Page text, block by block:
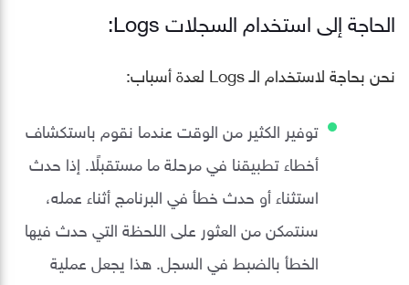
الحاجة إلى استخدام السجلات Logs:
نحن بحاجة لاستخدام الـ Logs لعدة أسباب:
توفير الكثير من الوقت عندما نقوم باستكشاف
أخطاء تطبيقنا في مرحلة ما مستقبلًا. إذا حدث
استثناء أو حدث خطأ في البرنامج أثناء عمله،
سنتمكن من العثور على اللحظة التي حدث فيها
الخطأ بالضبط في السجل. هذا يجعل عملية